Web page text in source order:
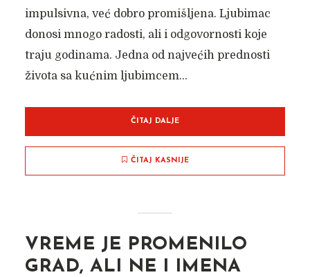
impulsivna, već dobro promišljena. Ljubimac
donosi mnogo radosti, ali i odgovornosti koje
traju godinama. Jedna od najvećih prednosti
života sa kućnim ljubimcem...
ČITAJ DALJE
ČITAJ KASNIJE
VREME JE PROMENILO
GRAD, ALI NE I IMENA